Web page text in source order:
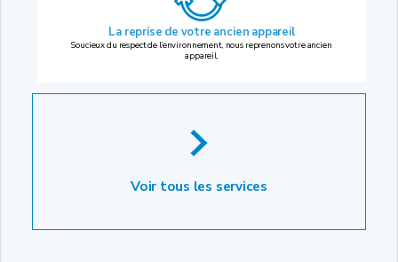
La reprise de votre ancien appareil
Soucieux du respect de l’environnement, nous reprenons votre ancien
appareil.
Voir tous les services